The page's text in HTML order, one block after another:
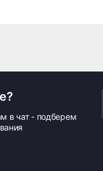
в чат - подберем